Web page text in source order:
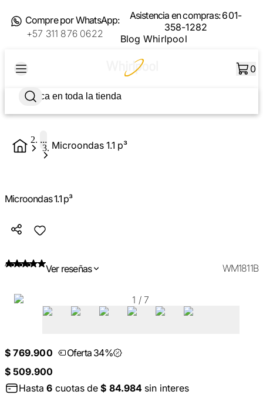
Compre por WhatsApp:
+57 311 876 0622
Asistencia en compras:601-
358-1282
Blog Whirlpool
0
... Microondas 1.1 p³
Microondas 1.1 p³
Ver reseñas WM1811B
1 / 7
$ 769.900
Oferta 34%
$ 509.900
Hasta6 cuotas de$ 84.984 sin interes